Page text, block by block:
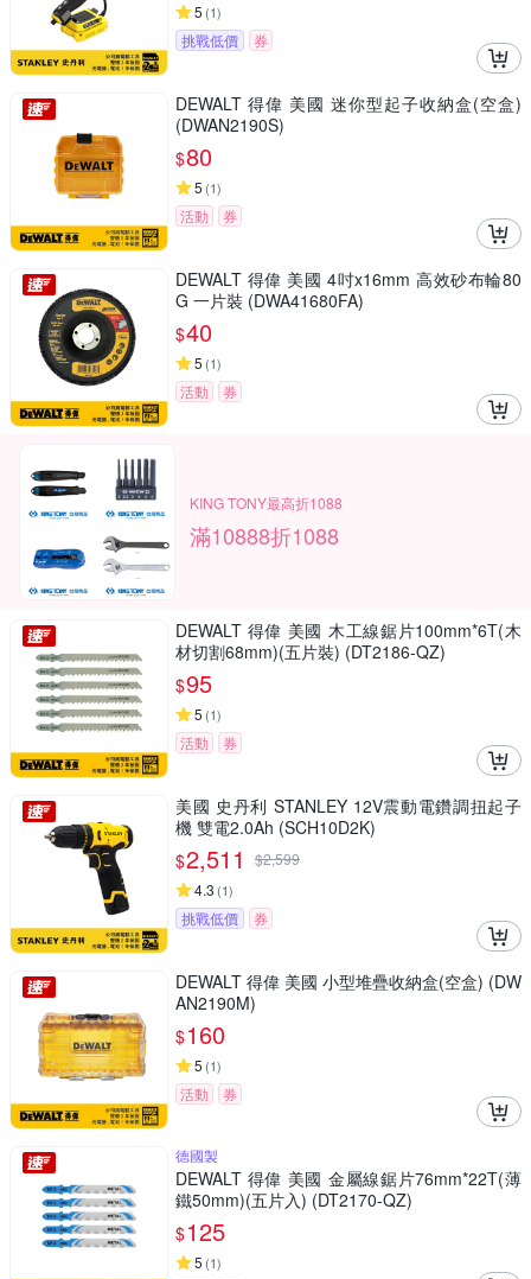
5 (1)
挑戰低價 券
DEWALT 得偉 美國 迷你型起子收納盒(空盒)
(DWAN2190S)
$80
5 (1)
活動 券
DEWALT 得偉 美國 4吋x16mm 高效砂布輪80
G 一片裝 (DWA41680FA)
$40
5 (1)
活動 券
KING TONY最高折1088
滿10888折1088
DEWALT 得偉 美國 木工線鋸片100mm*6T(木
材切割68mm)(五片裝) (DT2186-QZ)
$95
5 (1)
活動 券
美國 史丹利 STANLEY 12V震動電鑽調扭起子
機 雙電2.0Ah (SCH10D2K)
$2,511 $2,599
4.3 (1)
挑戰低價 券
DEWALT 得偉 美國 小型堆疊收納盒(空盒) (DW
AN2190M)
$160
5 (1)
活動 券
德國製
DEWALT 得偉 美國 金屬線鋸片76mm*22T(薄
鐵50mm)(五片入) (DT2170-QZ)
$125
5 (1)